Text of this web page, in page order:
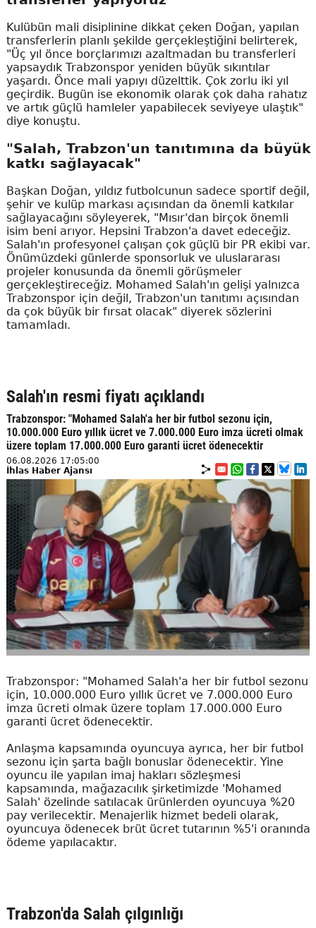
Kulübün mali disiplinine dikkat çeken Doğan, yapılan
transferlerin planlı şekilde gerçekleştiğini belirterek,
"Üç yıl önce borçlarımızı azaltmadan bu transferleri
yapsaydık Trabzonspor yeniden büyük sıkıntılar
yaşardı. Önce mali yapıyı düzelttik. Çok zorlu iki yıl
geçirdik. Bugün ise ekonomik olarak çok daha rahatız
ve artık güçlü hamleler yapabilecek seviyeye ulaştık"
diye konuştu.
"Salah, Trabzon'un tanıtımına da büyük
katkı sağlayacak"
Başkan Doğan, yıldız futbolcunun sadece sportif değil,
şehir ve kulüp markası açısından da önemli katkılar
sağlayacağını söyleyerek, "Mısır'dan birçok önemli
isim beni arıyor. Hepsini Trabzon'a davet edeceğiz.
Salah'ın profesyonel çalışan çok güçlü bir PR ekibi var.
Önümüzdeki günlerde sponsorluk ve uluslararası
projeler konusunda da önemli görüşmeler
gerçekleştireceğiz. Mohamed Salah'ın gelişi yalnızca
Trabzonspor için değil, Trabzon'un tanıtımı açısından
da çok büyük bir fırsat olacak" diyerek sözlerini
tamamladı.
Salah'ın resmi fiyatı açıklandı
Trabzonspor: "Mohamed Salah'a her bir futbol sezonu için,
10.000.000 Euro yıllık ücret ve 7.000.000 Euro imza ücreti olmak
üzere toplam 17.000.000 Euro garanti ücret ödenecektir
06.08.2026 17:05:00
İhlas Haber Ajansı
Trabzonspor: "Mohamed Salah'a her bir futbol sezonu
için, 10.000.000 Euro yıllık ücret ve 7.000.000 Euro
imza ücreti olmak üzere toplam 17.000.000 Euro
garanti ücret ödenecektir.
Anlaşma kapsamında oyuncuya ayrıca, her bir futbol
sezonu için şarta bağlı bonuslar ödenecektir. Yine
oyuncu ile yapılan imaj hakları sözleşmesi
kapsamında, mağazacılık şirketimizde 'Mohamed
Salah' özelinde satılacak ürünlerden oyuncuya %20
pay verilecektir. Menajerlik hizmet bedeli olarak,
oyuncuya ödenecek brüt ücret tutarının %5'i oranında
ödeme yapılacaktır.
Trabzon'da Salah çılgınlığı